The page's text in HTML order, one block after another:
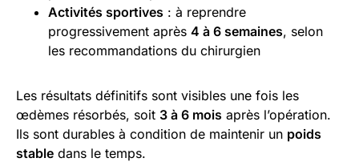
Activités sportives : à reprendre
progressivement après 4 à 6 semaines, selon
les recommandations du chirurgien
Les résultats définitifs sont visibles une fois les
œdèmes résorbés, soit 3 à 6 mois après l’opération.
Ils sont durables à condition de maintenir un poids
stable dans le temps.